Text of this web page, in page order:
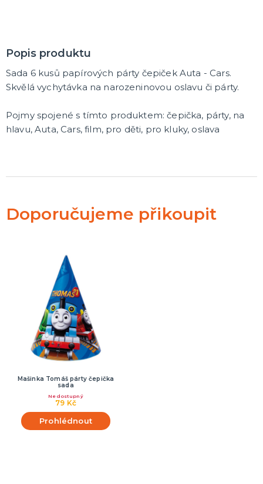
Popis produktu
Sada 6 kusů papírových párty čepiček Auta - Cars.
Skvělá vychytávka na narozeninovou oslavu či párty.
Pojmy spojené s tímto produktem: čepička, párty, na
hlavu, Auta, Cars, film, pro děti, pro kluky, oslava
Doporučujeme přikoupit
Mašinka Tomáš párty čepička
sada
79 Kč
Nedostupný
Prohlédnout